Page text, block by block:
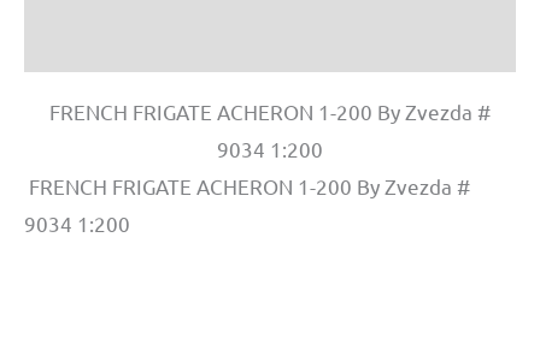
FRENCH FRIGATE ACHERON 1-200 By Zvezda #
9034 1:200
FRENCH FRIGATE ACHERON 1-200 By Zvezda #
9034 1:200